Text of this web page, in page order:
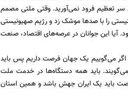
سر تعظیم فرود نمی‌آورید. وقتی ملتی مصمم
را با صدها موشک زد و رژیم صهیونیستی
آیا این جوانان در عرصه‌های اقتصاد، صنعت
اگر می‌گوییم یک جهان فرصت داریم پس باید
می‌گویند. باید همه دستگاه‌ها در خدمت ملت
باید یک ایران جهش باشد و همین استان